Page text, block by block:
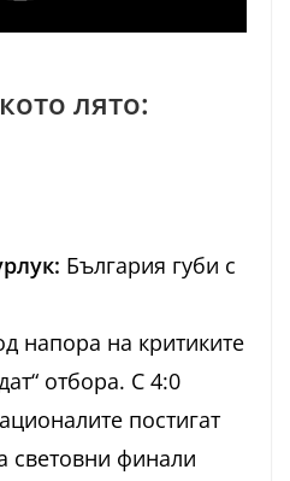
лято:
България губи с
напора на критиките
отбора. С 4:0
постигат
световни финали